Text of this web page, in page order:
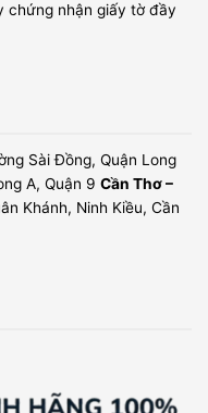
chứng nhận giấy tờ đầy
Sài Đồng, Quận Long
A, Quận 9 Cần Thơ –
Khánh, Ninh Kiều, Cần